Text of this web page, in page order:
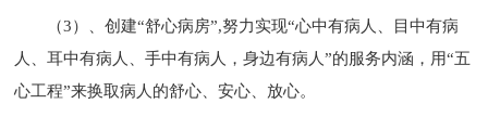
（3）、创建“舒心病房”,努力实现“心中有病人、目中有病
人、耳中有病人、手中有病人，身边有病人”的服务内涵，用“五
心工程”来换取病人的舒心、安心、放心。